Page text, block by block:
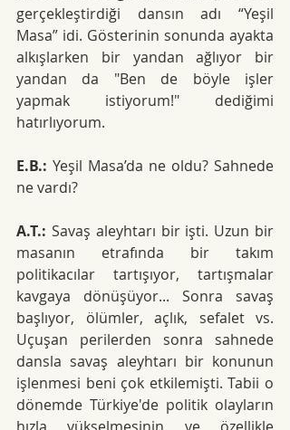
gerçekleştirdiği dansın adı “Yeşil
Masa” idi. Gösterinin sonunda ayakta
alkışlarken bir yandan ağlıyor bir
yandan da "Ben de böyle işler
yapmak istiyorum!" dediğimi
hatırlıyorum.
E.B.: Yeşil Masa’da ne oldu? Sahnede
ne vardı?
A.T.: Savaş aleyhtarı bir işti. Uzun bir
masanın etrafında bir takım
politikacılar tartışıyor, tartışmalar
kavgaya dönüşüyor... Sonra savaş
başlıyor, ölümler, açlık, sefalet vs.
Uçuşan perilerden sonra sahnede
dansla savaş aleyhtarı bir konunun
işlenmesi beni çok etkilemişti. Tabii o
dönemde Türkiye'de politik olayların